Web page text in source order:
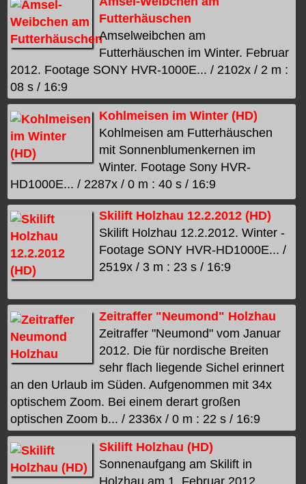
Futterhäuschen
Amselweibchen am
Futterhäuschen im Winter. Februar
2012. Footage SONY HVR-1000E... / 2102x / 2 m :
08 s / 16:9
Kohlmeisen im Winter (HD)
Kohlmeisen am Futterhäuschen
mit Sonnenblumenkernen im
Winter. Footage Sony HVR-
HD1000E... / 2287x / 0 m : 40 s / 16:9
Skilift Holzhau 12.2.2012 (HD)
Skilift Holzhau 12.2.2012. Winter -
Footage SONY HVR-HD1000E... /
2519x / 3 m : 23 s / 16:9
Zeitraffer "Neumond" Holzhau
Zeitraffer "Neumond" vom Januar
2012. Die für nordische Breiten
sehr flach liegende Sichel erinnert
an den Urlaub im Süden. Aufgenommen mit 34x
optischem Zoom. Bei einem derart großen
optischen Zoom b... / 2336x / 0 m : 22 s / 16:9
Skilift Holzhau (HD)
Sonnenaufgang am Skilift in